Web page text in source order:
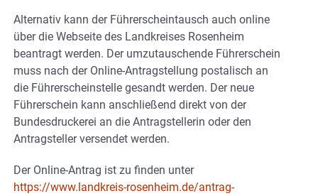
Alternativ kann der Führerscheintausch auch online
über die Webseite des Landkreises Rosenheim
beantragt werden. Der umzutauschende Führerschein
muss nach der Online-Antragstellung postalisch an
die Führerscheinstelle gesandt werden. Der neue
Führerschein kann anschließend direkt von der
Bundesdruckerei an die Antragstellerin oder den
Antragsteller versendet werden.
Der Online-Antrag ist zu finden unter
https://www.landkreis-rosenheim.de/antrag-